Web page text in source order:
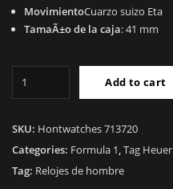
MovimientoCuarzo suizo Eta
TamaÃ±o de la caja: 41 mm
FÃ³rmula
1
41mm
Add to cart
SKU: Hontwatches 713720
Categories: Formula 1,Tag Heuer
Tag: Relojes de hombre